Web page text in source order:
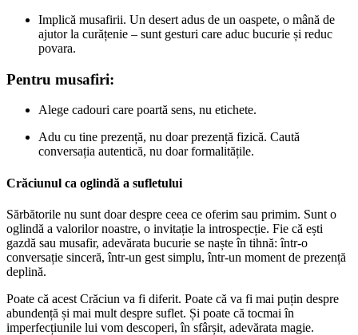
Implică musafirii. Un desert adus de un oaspete, o mână de
ajutor la curățenie – sunt gesturi care aduc bucurie și reduc
povara.
Pentru musafiri:
Alege cadouri care poartă sens, nu etichete.
Adu cu tine prezență, nu doar prezență fizică. Caută
conversația autentică, nu doar formalitățile.
Crăciunul ca oglindă a sufletului
Sărbătorile nu sunt doar despre ceea ce oferim sau primim. Sunt o
oglindă a valorilor noastre, o invitație la introspecție. Fie că ești
gazdă sau musafir, adevărata bucurie se naște în tihnă: într-o
conversație sinceră, într-un gest simplu, într-un moment de prezență
deplină.
Poate că acest Crăciun va fi diferit. Poate că va fi mai puțin despre
abundență și mai mult despre suflet. Și poate că tocmai în
imperfecțiunile lui vom descoperi, în sfârșit, adevărata magie.